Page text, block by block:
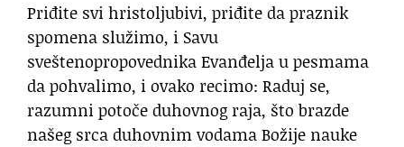
Priđite svi hristoljubivi, priđite da praznik
spomena služimo, i Savu
sveštenopropovednika Evanđelja u pesmama
da pohvalimo, i ovako recimo: Raduj se,
razumni potoče duhovnog raja, što brazde
našeg srca duhovnim vodama Božije nauke